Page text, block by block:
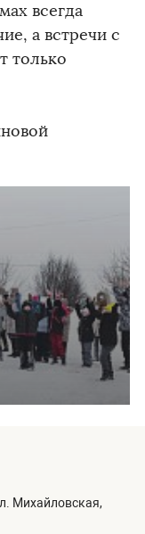
всегда
а встречи с
только
Михайловская,